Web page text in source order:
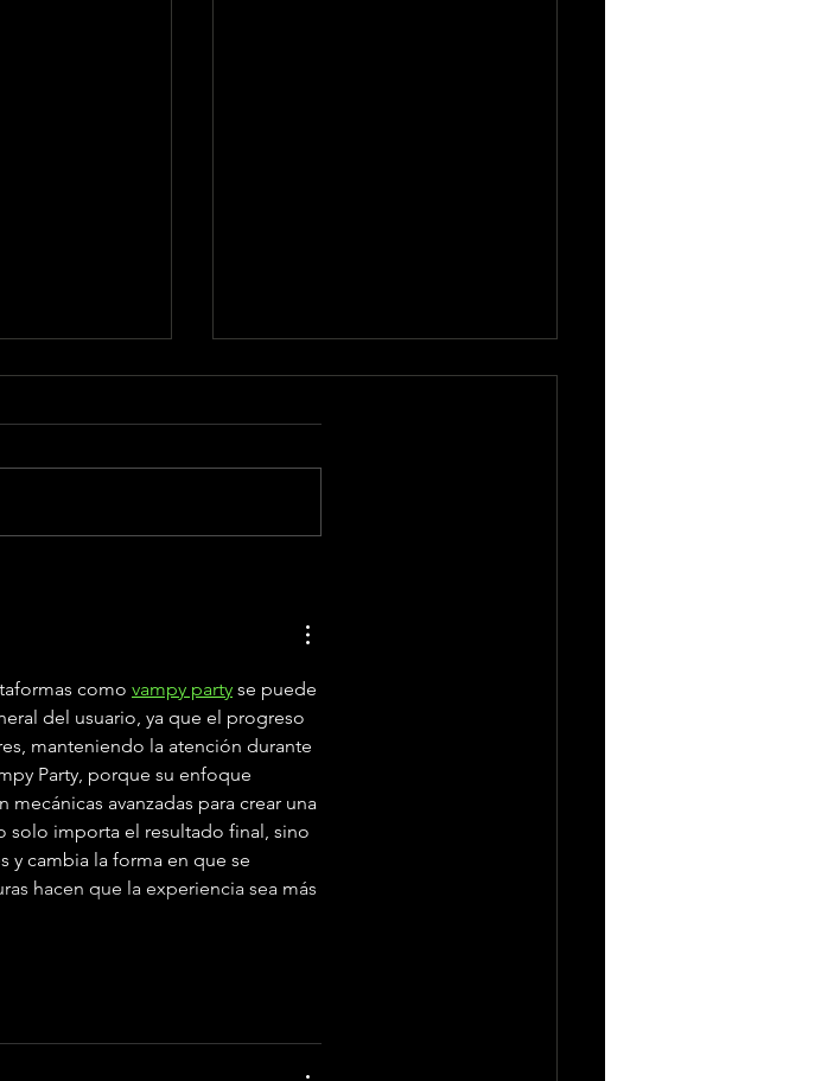
–
pop y flamenco
como vampy party se puede
del usuario, ya que el progreso
manteniendo la atención durante
Party, porque su enfoque
avanzadas para crear una
solo importa el resultado final, sino
y cambia la forma en que se
hacen que la experiencia sea más